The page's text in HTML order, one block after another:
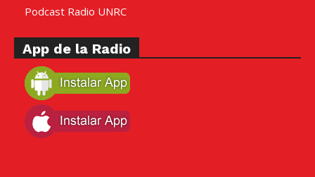
Podcast Radio UNRC
App de la Radio